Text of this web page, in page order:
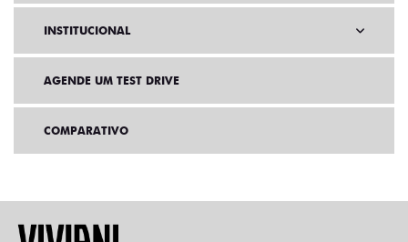
INSTITUCIONAL
AGENDE UM TEST DRIVE
COMPARATIVO